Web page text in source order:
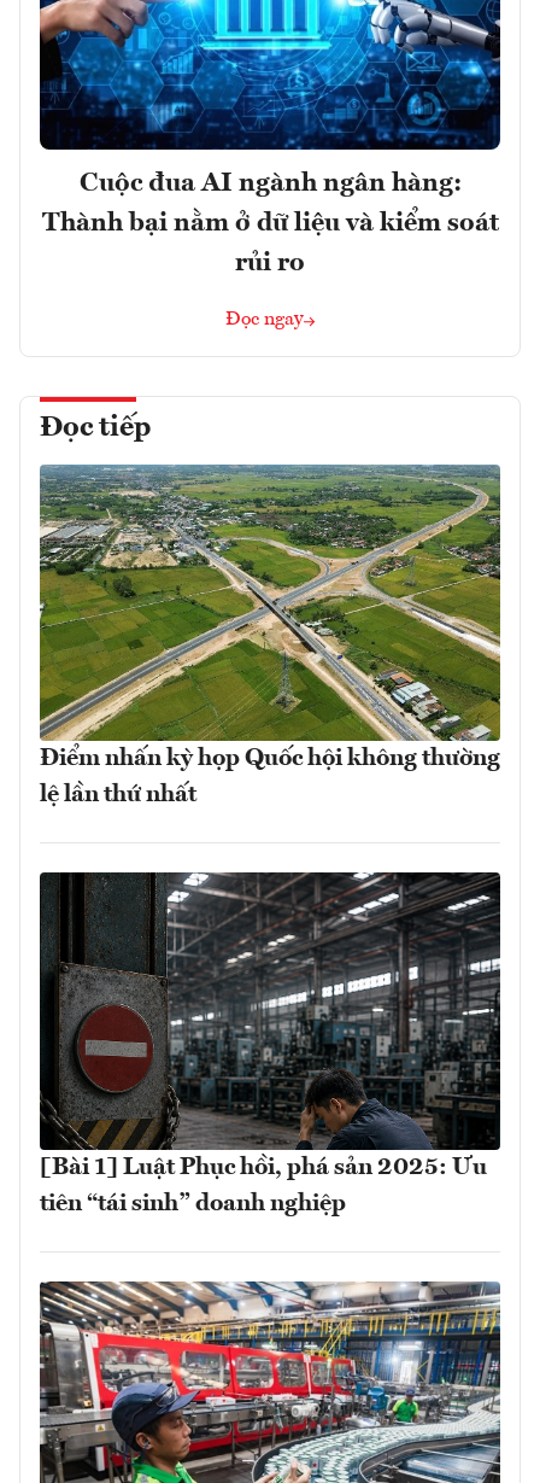
Cuộc đua AI ngành ngân hàng:
Thành bại nằm ở dữ liệu và kiểm soát
rủi ro
Đọc ngay
Đọc tiếp
Điểm nhấn kỳ họp Quốc hội không thường
lệ lần thứ nhất
[Bài 1] Luật Phục hồi, phá sản 2025: Ưu
tiên “tái sinh” doanh nghiệp